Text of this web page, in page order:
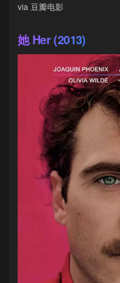
via 豆瓣电影
她 Her (2013)